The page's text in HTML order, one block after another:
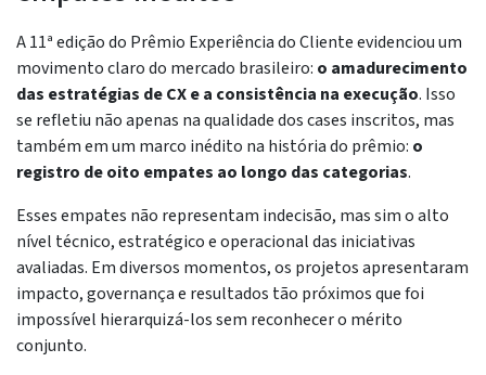
A 11ª edição do Prêmio Experiência do Cliente evidenciou um
movimento claro do mercado brasileiro: o amadurecimento
das estratégias de CX e a consistência na execução. Isso
se refletiu não apenas na qualidade dos cases inscritos, mas
também em um marco inédito na história do prêmio: o
registro de oito empates ao longo das categorias.
Esses empates não representam indecisão, mas sim o alto
nível técnico, estratégico e operacional das iniciativas
avaliadas. Em diversos momentos, os projetos apresentaram
impacto, governança e resultados tão próximos que foi
impossível hierarquizá-los sem reconhecer o mérito
conjunto.